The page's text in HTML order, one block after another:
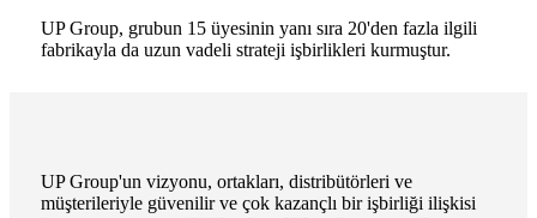
UP Group, grubun 15 üyesinin yanı sıra 20'den fazla ilgili
fabrikayla da uzun vadeli strateji işbirlikleri kurmuştur.
UP Group'un vizyonu, ortakları, distribütörleri ve
müşterileriyle güvenilir ve çok kazançlı bir işbirliği ilişkisi